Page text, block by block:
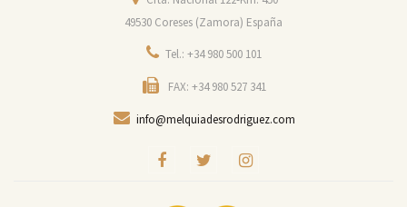
49530 Coreses (Zamora) España
Tel.: +34 980 500 101
FAX: +34 980 527 341
info@melquiadesrodriguez.com